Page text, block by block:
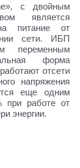
с двойным
является
питание от
сети. ИБП
переменным
форма
отсети
напряжения
еще одним
при работе от
энергии.